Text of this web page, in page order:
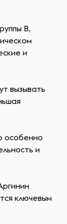
B,
и
вызывать
особенно
и
ключевым